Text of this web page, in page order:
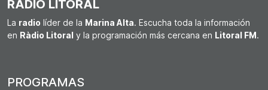
RÀDIO LITORAL
La radio líder de la Marina Alta. Escucha toda la información
en Ràdio Litoral y la programación más cercana en Litoral FM.
PROGRAMAS